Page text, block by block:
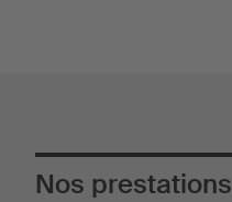
Nos prestations